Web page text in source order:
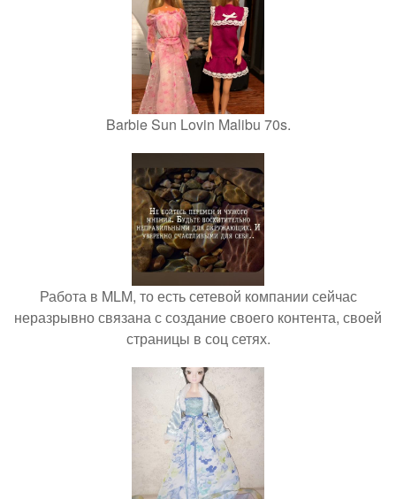
Barbie Sun Lovin Malibu 70s.
Работа в MLM, то есть сетевой компании сейчас
неразрывно связана с создание своего контента, своей
страницы в соц сетях.